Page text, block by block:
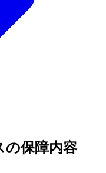
の保障内容